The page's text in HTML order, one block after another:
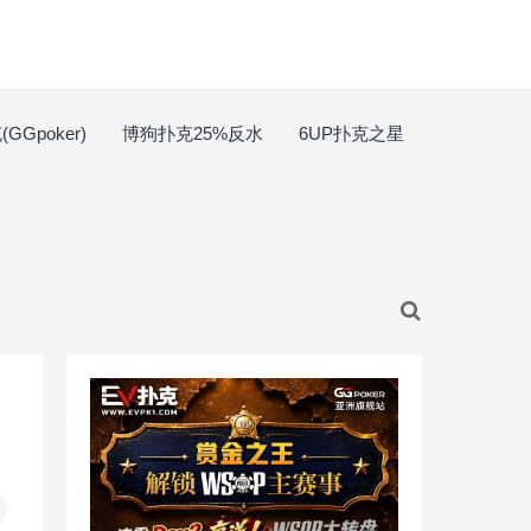
博狗扑克25%反水 6UP扑克之星